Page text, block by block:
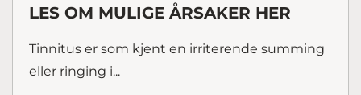
LES OM MULIGE ÅRSAKER HER
Tinnitus er som kjent en irriterende summing
eller ringing i...